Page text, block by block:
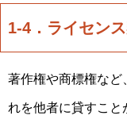
1-4．ライセン
著作権や商標権など
れを他者に貸すこと